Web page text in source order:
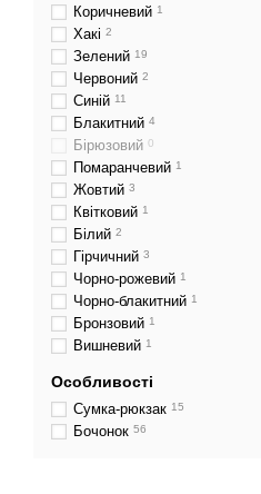
Коричневий 1
Хакі 2
Зелений 19
Червоний 2
Синій 11
Блакитний 4
Бірюзовий 0
Помаранчевий 1
Жовтий 3
Квітковий 1
Білий 2
Гірчичний 3
Чорно-рожевий 1
Чорно-блакитний 1
Бронзовий 1
Вишневий 1
Особливості
Сумка-рюкзак 15
Бочонок 56